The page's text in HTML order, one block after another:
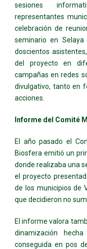
sesiones
representantes
celebración de
seminario en
doscientos
del proyecto en
campañas en redes
divulgativo, tanto en
acciones.
Informe del Comité
El año pasado el
Biosfera emitió un
donde realizaba una
el proyecto
de los municipios de
que decidieron no
El informe valora
dinamización
conseguida en pos